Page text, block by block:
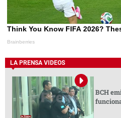
LA PRENSA VIDEOS
BCH